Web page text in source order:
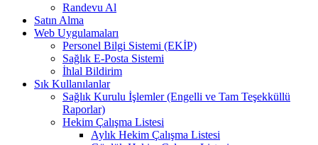
Randevu Al
Satın Alma
Web Uygulamaları
Personel Bilgi Sistemi (EKİP)
Sağlık E-Posta Sistemi
İhlal Bildirim
Sık Kullanılanlar
Sağlık Kurulu İşlemler (Engelli ve Tam Teşekküllü
Raporlar)
Hekim Çalışma Listesi
Aylık Hekim Çalışma Listesi